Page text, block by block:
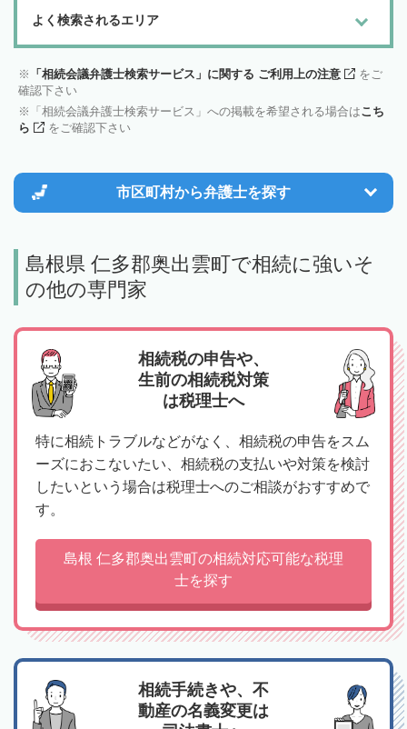
よく検索されるエリア
「相続会議弁護士検索サービス」に関する ご利用上の注意
をご
確認下さい
「相続会議弁護士検索サービス」への掲載を希望される場合はこち
ら
をご確認下さい
市区町村から弁護士を探す
島根県 仁多郡奥出雲町で相続に強いそ
の他の専門家
相続税の申告や、
生前の相続税対策
は税理士へ
特に相続トラブルなどがなく、相続税の申告をスム
ーズにおこないたい、相続税の支払いや対策を検討
したいという場合は税理士へのご相談がおすすめで
す。
島根 仁多郡奥出雲町の相続対応可能な税理
士を探す
相続手続きや、不
動産の名義変更は